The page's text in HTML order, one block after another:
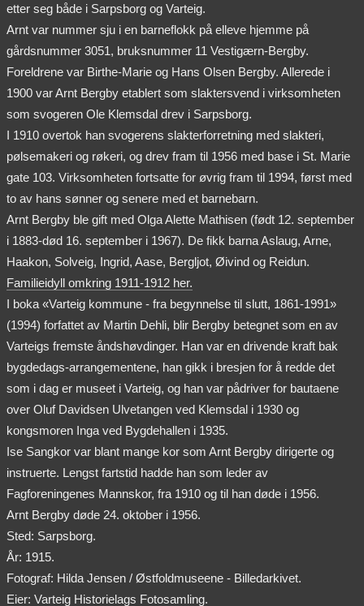
etter seg både i Sarpsborg og Varteig.
Arnt var nummer sju i en barneflokk på elleve hjemme på
gårdsnummer 3051, bruksnummer 11 Vestigærn-Bergby.
Foreldrene var Birthe-Marie og Hans Olsen Bergby. Allerede i
1900 var Arnt Bergby etablert som slaktersvend i virksomheten
som svogeren Ole Klemsdal drev i Sarpsborg.
I 1910 overtok han svogerens slakterforretning med slakteri,
pølsemakeri og røkeri, og drev fram til 1956 med base i St. Marie
gate 103. Virksomheten fortsatte for øvrig fram til 1994, først med
to av hans sønner og senere med et barnebarn.
Arnt Bergby ble gift med Olga Alette Mathisen (født 12. september
i 1883-død 16. september i 1967). De fikk barna Aslaug, Arne,
Haakon, Solveig, Ingrid, Aase, Bergljot, Øivind og Reidun.
Familieidyll omkring 1911-1912 her.
I boka «Varteig kommune - fra begynnelse til slutt, 1861-1991»
(1994) forfattet av Martin Dehli, blir Bergby betegnet som en av
Varteigs fremste åndshøvdinger. Han var en drivende kraft bak
bygdedags-arrangementene, han gikk i bresjen for å redde det
som i dag er museet i Varteig, og han var pådriver for bautaene
over Oluf Davidsen Ulvetangen ved Klemsdal i 1930 og
kongsmoren Inga ved Bygdehallen i 1935.
Ise Sangkor var blant mange kor som Arnt Bergby dirigerte og
instruerte. Lengst fartstid hadde han som leder av
Fagforeningenes Mannskor, fra 1910 og til han døde i 1956.
Arnt Bergby døde 24. oktober i 1956.
Sted: Sarpsborg.
År: 1915.
Fotograf: Hilda Jensen / Østfoldmuseene - Billedarkivet.
Eier: Varteig Historielags Fotosamling.